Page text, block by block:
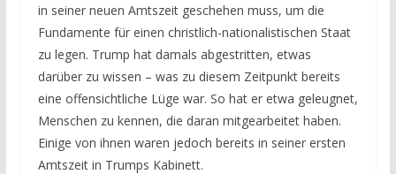
in seiner neuen Amtszeit geschehen muss, um die
Fundamente für einen christlich-nationalistischen Staat
zu legen. Trump hat damals abgestritten, etwas
darüber zu wissen – was zu diesem Zeitpunkt bereits
eine offensichtliche Lüge war. So hat er etwa geleugnet,
Menschen zu kennen, die daran mitgearbeitet haben.
Einige von ihnen waren jedoch bereits in seiner ersten
Amtszeit in Trumps Kabinett.